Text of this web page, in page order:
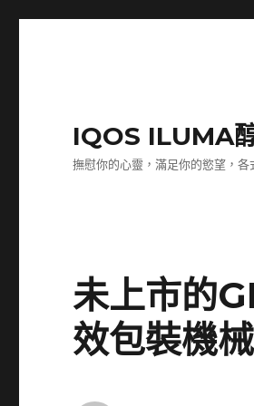
IQOS ILUMA
撫慰你的心靈，滿足你的慾望，
未上市的
效包裝機械